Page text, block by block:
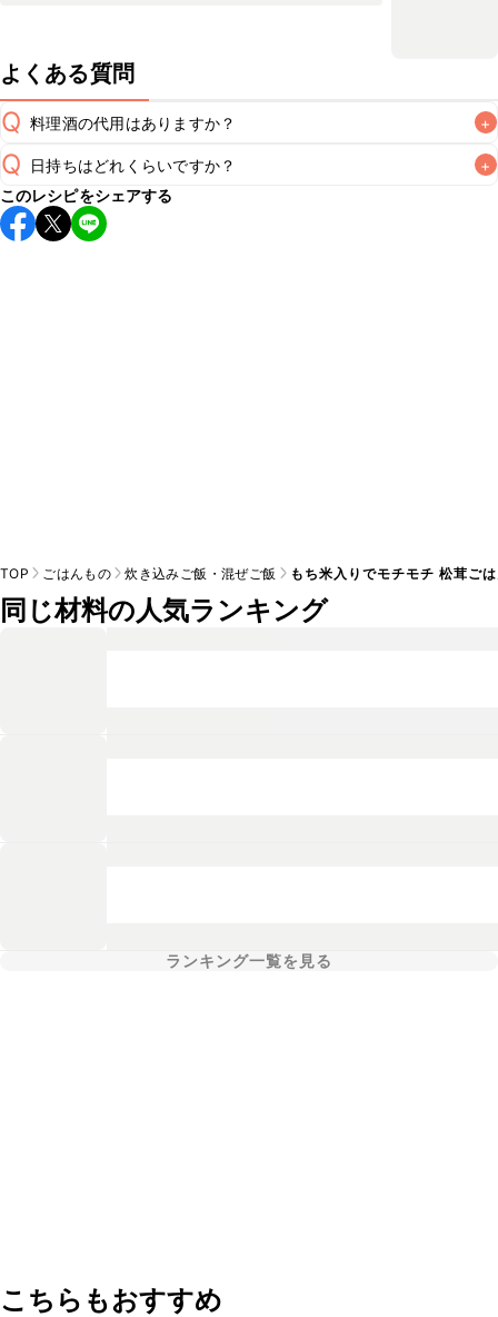
よくある質問
Q 料理酒の代用はありますか？ +
A
Q 日持ちはどれくらいですか？ +
保存期間は冷蔵で当日中が目安です。なるべくお早めにお召
し上がりください。
このレシピをシェアする
TOP ごはんもの 炊き込みご飯・混ぜご飯 もち米入りでモチモチ 松茸ご
同じ材料の人気ランキング
ランキング一覧を見る
こちらもおすすめ